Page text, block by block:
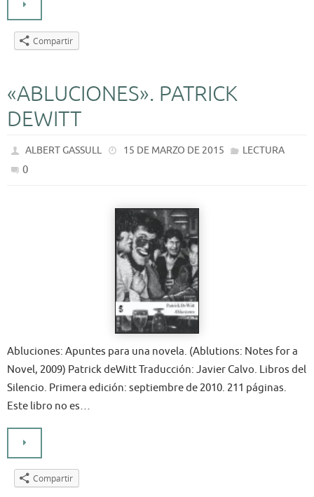
Compartir
«ABLUCIONES». PATRICK
DEWITT
ALBERT GASSULL 15 DE MARZO DE 2015 LECTURA
0
Abluciones: Apuntes para una novela. (Ablutions: Notes for a
Novel, 2009) Patrick deWitt Traducción: Javier Calvo. Libros del
Silencio. Primera edición: septiembre de 2010. 211 páginas.
Este libro no es…
Compartir